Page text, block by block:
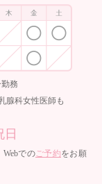
務
腺科女性医師も
でのご予約をお願